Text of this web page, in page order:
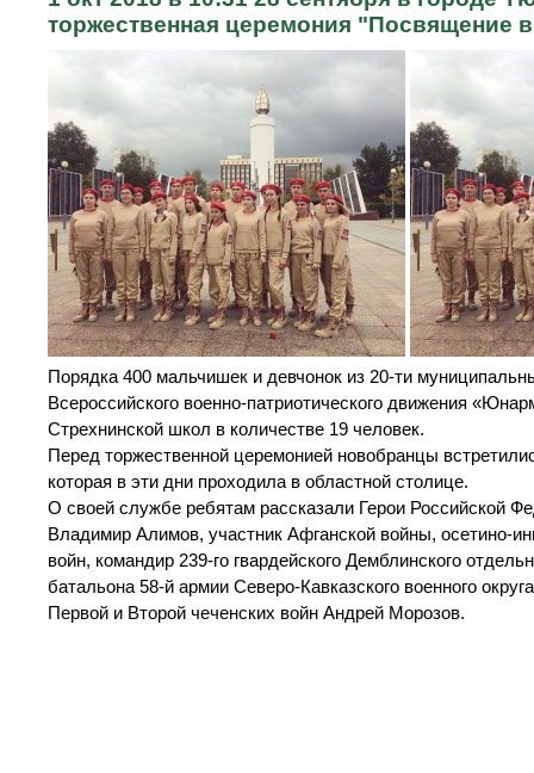
торжественная церемония "Посвящение
Порядка 400 мальчишек и девчонок из 20-ти
Всероссийского военно-патриотического движения
Стрехнинской школ в количестве 19 человек.
Перед торжественной церемонией новобранцы
которая в эти дни проходила в областной столице.
О своей службе ребятам рассказали Герои Российской
Владимир Алимов, участник Афганской войны, осетино-
войн, командир 239-го гвардейского Демблинского
батальона 58-й армии Северо-Кавказского военного
Первой и Второй чеченских войн Андрей Морозов.